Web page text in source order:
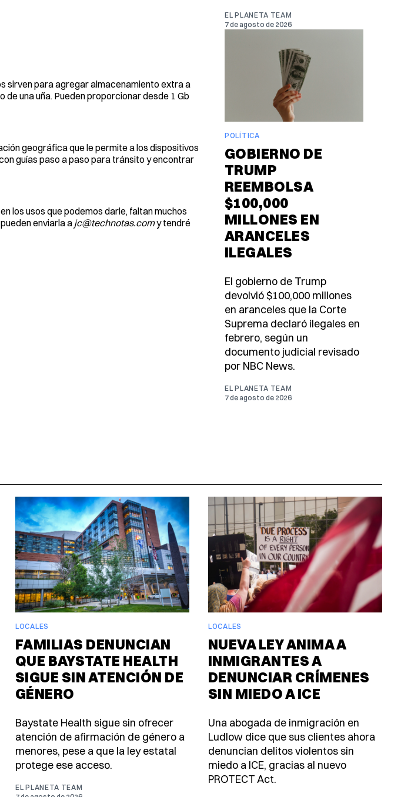
sirven para agregar almacenamiento extra a
una uña. Pueden proporcionar desde 1 Gb
geográfica que le permite a los dispositivos
guías paso a paso para tránsito y encontrar
los usos que podemos darle, faltan muchos
enviarla a jc@technotas.comy tendré
EL PLANETA TEAM
7 de agosto de 2026
POLÍTICA
GOBIERNO DE
TRUMP
REEMBOLSA
$100,000
MILLONES EN
ARANCELES
ILEGALES
El gobierno de Trump
devolvió $100,000 millones
en aranceles que la Corte
Suprema declaró ilegales en
febrero, según un
documento judicial revisado
por NBC News.
EL PLANETA TEAM
7 de agosto de 2026
LOCALES
FAMILIAS DENUNCIAN
QUE BAYSTATE HEALTH
SIGUE SIN ATENCIÓN DE
GÉNERO
Baystate Health sigue sin ofrecer
atención de afirmación de género a
menores, pese a que la ley estatal
protege ese acceso.
EL PLANETA TEAM
LOCALES
NUEVA LEY ANIMA A
INMIGRANTES A
DENUNCIAR CRÍMENES
SIN MIEDO A ICE
Una abogada de inmigración en
Ludlow dice que sus clientes ahora
denuncian delitos violentos sin
miedo a ICE, gracias al nuevo
PROTECT Act.